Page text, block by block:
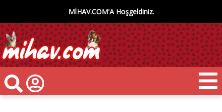
MİHAV.COM'A Hoşgeldiniz.